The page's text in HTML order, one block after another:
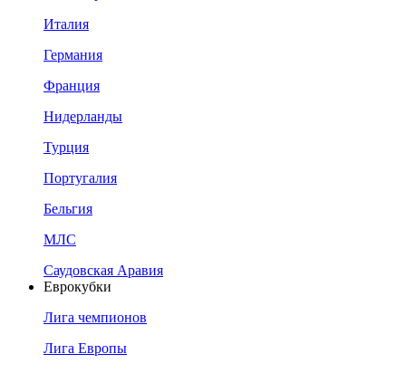
Италия
Германия
Франция
Нидерланды
Турция
Португалия
Бельгия
МЛС
Саудовская Аравия
Еврокубки
Лига чемпионов
Лига Европы